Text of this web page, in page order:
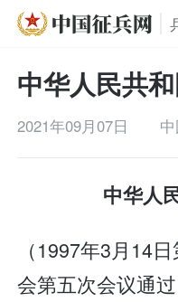
中华人民共
2021年09月07日
中华人
（1997年3月14
会第五次会议通